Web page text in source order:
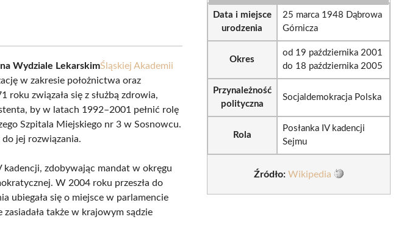
Wydziale LekarskimŚląskiej Akademii
w zakresie położnictwa oraz
związała się z służbą zdrowia,
by w latach 1992–2001 pełnić rolę
Szpitala Miejskiego nr 3 w Sosnowcu.
do jej rozwiązania.
kadencji, zdobywając mandat w okręgu
W 2004 roku przeszła do
ubiegała się o miejsce w parlamencie
także w krajowym sądzie
Data i miejsce
urodzenia
25 marca 1948 Dąbrowa
Górnicza
Okres
od 19 października 2001
do 18 października 2005
Przynależność
polityczna
Socjaldemokracja Polska
Rola
Posłanka IV kadencji
Sejmu
Źródło: Wikipedia